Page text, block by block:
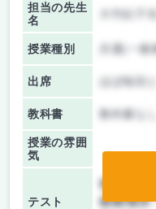
担当の先生
名
授業種別 共通(一般
出席 ほぼ毎回
教科書 教科書な
授業の雰囲
気
テスト
前期/中間：
後期/期末